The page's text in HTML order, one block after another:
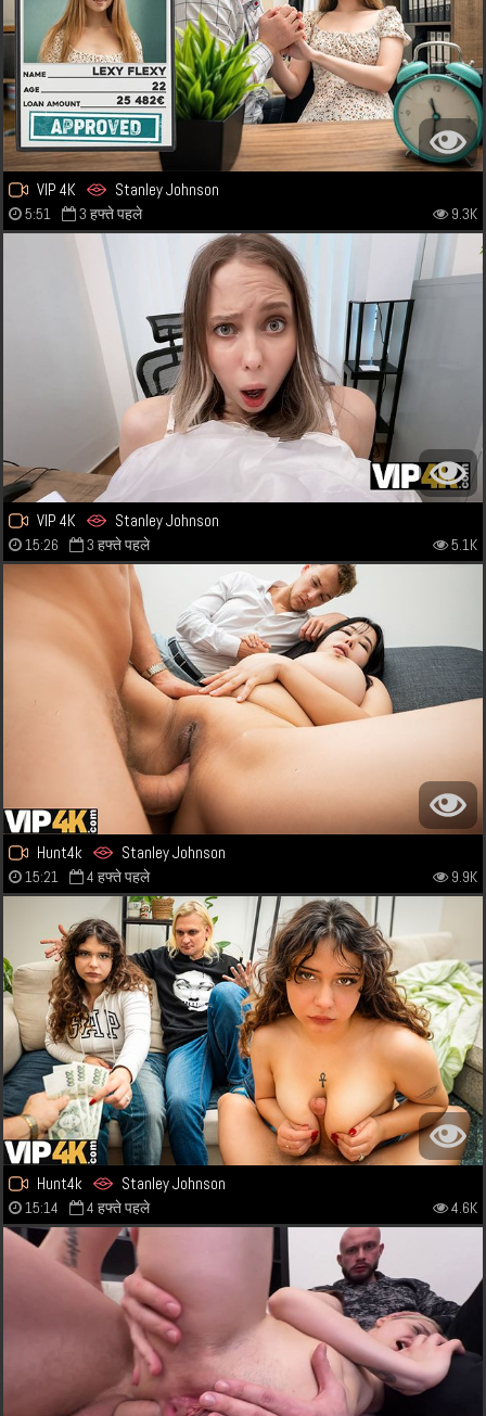
VIP 4K Stanley Johnson
5:51 3 हफ्ते पहले 9.3K
VIP 4K Stanley Johnson
15:26 3 हफ्ते पहले 5.1K
Hunt4k Stanley Johnson
15:21 4 हफ्ते पहले 9.9K
Hunt4k Stanley Johnson
15:14 4 हफ्ते पहले 4.6K